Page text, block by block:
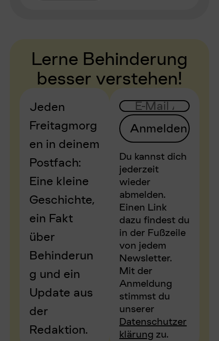
Lerne Behinderung
besser verstehen!
Jeden
Freitagmorg
en in deinem
Postfach:
Eine kleine
Geschichte,
ein Fakt
über
Behinderun
g und ein
Update aus
der
Redaktion.
Anmelden
Du kannst dich
jederzeit
wieder
abmelden.
Einen Link
dazu findest du
in der Fußzeile
von jedem
Newsletter.
Mit der
Anmeldung
stimmst du
unserer
Datenschutzer
klärung zu.